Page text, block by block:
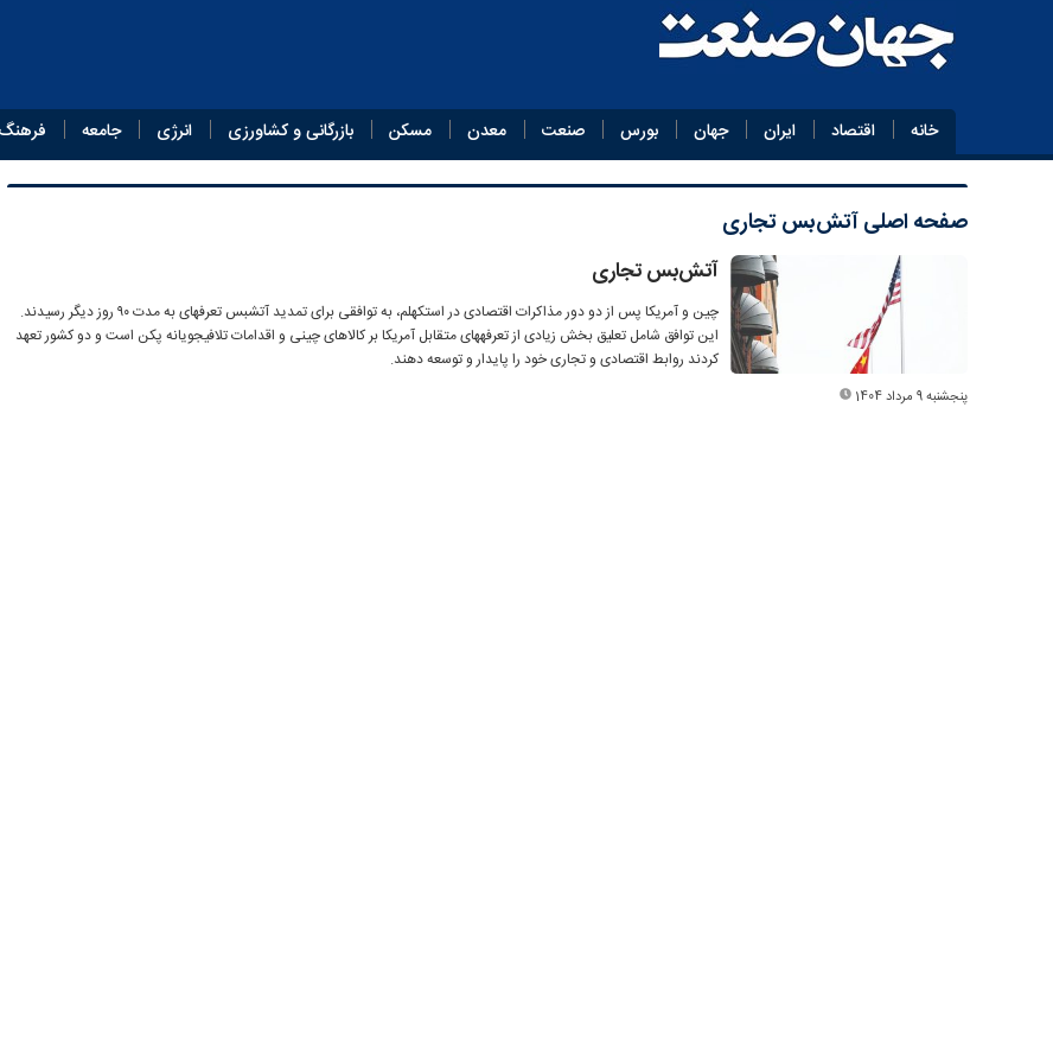
خانه اقتصاد ایران جهان بورس صنعت معدن مسکن بازرگانی و کشاورزی انرژی جامعه
صفحه اصلیآتش‌بس تجاری
آتش‌بس تجاری
چین و آمریکا پس از دو دور مذاکرات اقتصادی در استکهلم، به توافقی برای تمدید آتشبس تعرفهای به مدت ۹۰ روز دیگر رسیدند.
این توافق شامل تعلیق بخش زیادی از تعرفههای متقابل آمریکا بر کالاهای چینی و اقدامات تلافیجویانه پکن است و دو کشور تعهد
کردند روابط اقتصادی و تجاری خود را پایدار و توسعه دهند.
پنجشنبه 9 مرداد 1404